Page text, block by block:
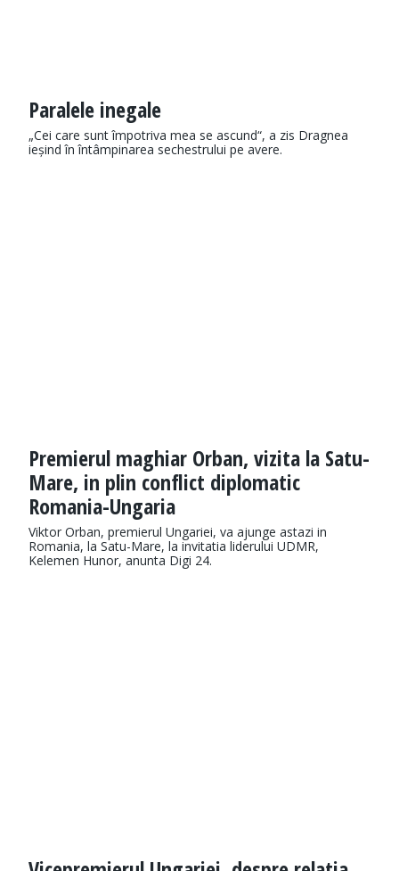
Paralele inegale
„Cei care sunt împotriva mea se ascund“, a zis Dragnea
ieșind în întâmpinarea sechestrului pe avere.
Premierul maghiar Orban, vizita la Satu-
Mare, in plin conflict diplomatic
Romania-Ungaria
Viktor Orban, premierul Ungariei, va ajunge astazi in
Romania, la Satu-Mare, la invitatia liderului UDMR,
Kelemen Hunor, anunta Digi 24.